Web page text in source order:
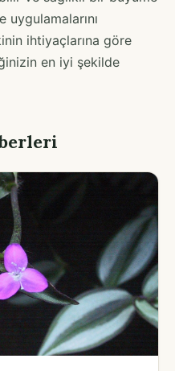
ihtiyaçlarına göre
en iyi şekilde